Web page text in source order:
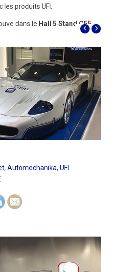
les produits UFI.
dans le Hall 5 Stand C55.
, Automechanika, UFI